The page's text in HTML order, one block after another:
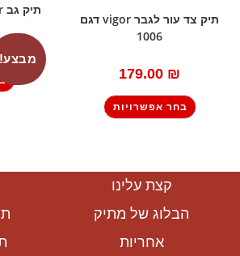
תיק צד עור לגבר vigor דגם
1006
179.00 ₪
בחר אפשרויות
מבצע!
תיק גב vigor דגם נגד גניבות
קצת עלינו
הבלוג של מתיק
אחריות